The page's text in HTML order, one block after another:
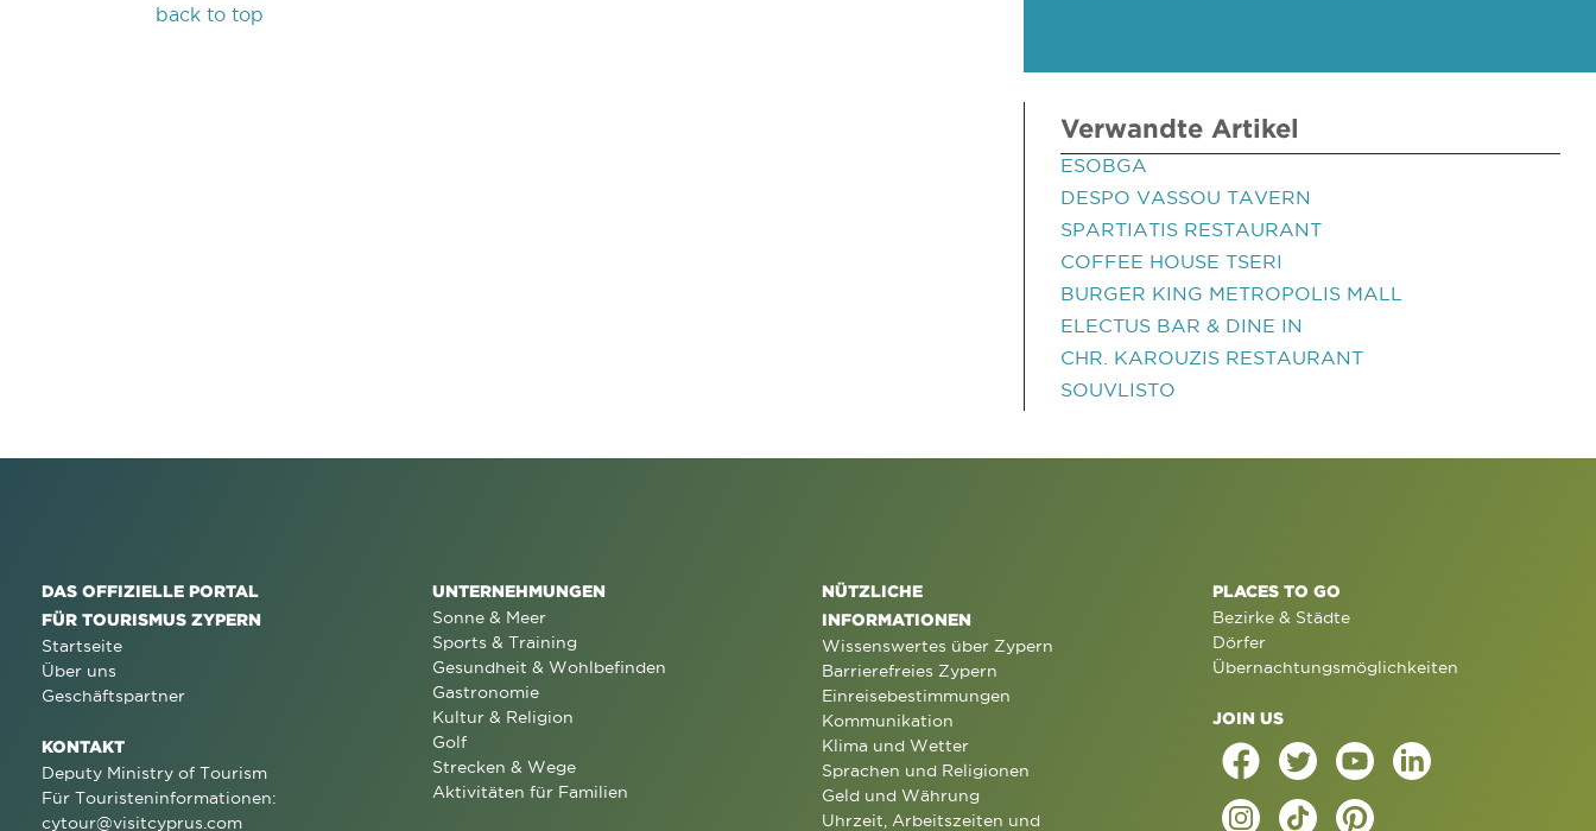
back to top
Verwandte Artikel
ESOBGA
DESPO VASSOU TAVERN
SPARTIATIS RESTAURANT
COFFEE HOUSE TSERI
BURGER KING METROPOLIS MALL
ELECTUS BAR & DINE IN
CHR. KAROUZIS RESTAURANT
SOUVLISTO
DAS OFFIZIELLE PORTAL
FÜR TOURISMUS ZYPERN
Startseite
Über uns
Geschäftspartner
KONTAKT
Deputy Ministry of Tourism
Für Touristeninformationen:
cytour@visitcyprus.com
UNTERNEHMUNGEN
Sonne & Meer
Sports & Training
Gesundheit & Wohlbefinden
Gastronomie
Kultur & Religion
Golf
Strecken & Wege
Aktivitäten für Familien
NÜTZLICHE
INFORMATIONEN
Wissenswertes über Zypern
Barrierefreies Zypern
Einreisebestimmungen
Kommunikation
Klima und Wetter
Sprachen und Religionen
Geld und Währung
Uhrzeit, Arbeitszeiten und
PLACES TO GO
Bezirke & Städte
Dörfer
Übernachtungsmöglichkeiten
JOIN US